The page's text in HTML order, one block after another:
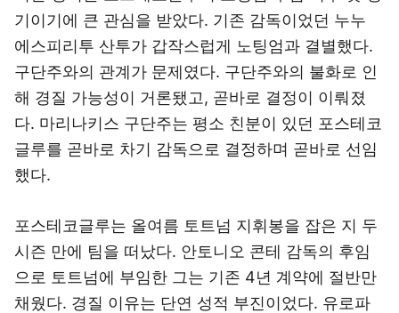
기이기에 큰 관심을 받았다. 기존 감독이었던 누누
에스피리투 산투가 갑작스럽게 노팅엄과 결별했다.
구단주와의 관계가 문제였다. 구단주와의 불화로 인
해 경질 가능성이 거론됐고, 곧바로 결정이 이뤄졌
다. 마리나키스 구단주는 평소 친분이 있던 포스테코
글루를 곧바로 차기 감독으로 결정하며 곧바로 선임
했다.
포스테코글루는 올여름 토트넘 지휘봉을 잡은 지 두
시즌 만에 팀을 떠났다. 안토니오 콘테 감독의 후임
으로 토트넘에 부임한 그는 기존 4년 계약에 절반만
채웠다. 경질 이유는 단연 성적 부진이었다. 유로파